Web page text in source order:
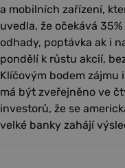
a mobilních zařízení,
uvedla, že očekává
odhady, poptávka ak i
pondělí k růstu akcií,
Klíčovým bodem
má být zveřejněno ve
investorů, že se
velké banky zahájí